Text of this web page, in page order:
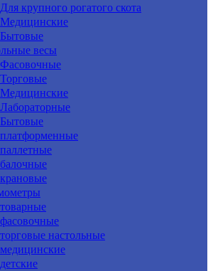
Для крупного рогатого скота
Медицинские
Бытовые
весы
Фасовочные
Торговые
Медицинские
Лабораторные
Бытовые
настольные